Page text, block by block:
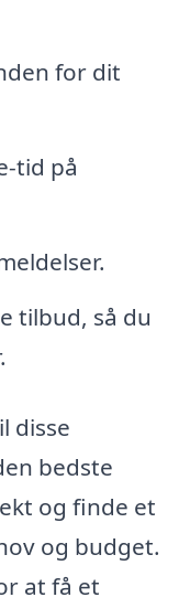
for dit
tid på
tilbud, så du
disse
bedste
og finde et
og budget.
at få et